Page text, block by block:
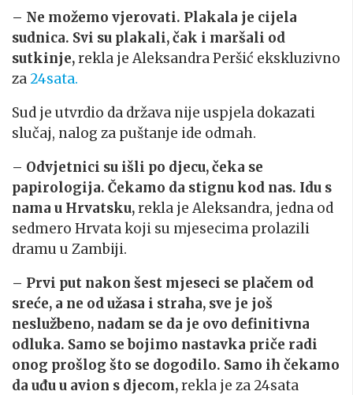
– Ne možemo vjerovati. Plakala je cijela
sudnica. Svi su plakali, čak i maršali od
sutkinje,rekla je Aleksandra Peršić ekskluzivno
za 24sata.
Sud je utvrdio da država nije uspjela dokazati
slučaj, nalog za puštanje ide odmah.
– Odvjetnici su išli po djecu, čeka se
papirologija. Čekamo da stignu kod nas. Idu s
nama u Hrvatsku,rekla je Aleksandra, jedna od
sedmero Hrvata koji su mjesecima prolazili
dramu u Zambiji.
– Prvi put nakon šest mjeseci se plačem od
sreće, a ne od užasa i straha, sve je još
neslužbeno, nadam se da je ovo definitivna
odluka. Samo se bojimo nastavka priče radi
onog prošlog što se dogodilo. Samo ih čekamo
da uđu u avion s djecom,rekla je za 24sata